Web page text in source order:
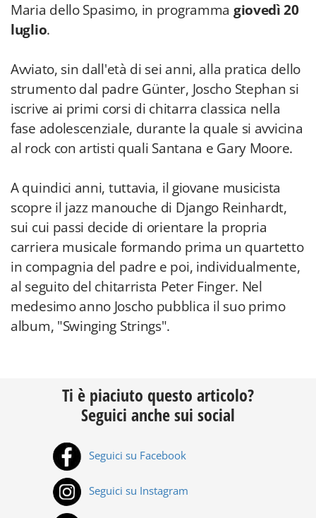
Maria dello Spasimo, in programma giovedì 20
luglio.
Avviato, sin dall'età di sei anni, alla pratica dello
strumento dal padre Günter, Joscho Stephan si
iscrive ai primi corsi di chitarra classica nella
fase adolescenziale, durante la quale si avvicina
al rock con artisti quali Santana e Gary Moore.
A quindici anni, tuttavia, il giovane musicista
scopre il jazz manouche di Django Reinhardt,
sui cui passi decide di orientare la propria
carriera musicale formando prima un quartetto
in compagnia del padre e poi, individualmente,
al seguito del chitarrista Peter Finger. Nel
medesimo anno Joscho pubblica il suo primo
album, "Swinging Strings".
Ti è piaciuto questo articolo?
Seguici anche sui social
Seguici su Facebook
Seguici su Instagram